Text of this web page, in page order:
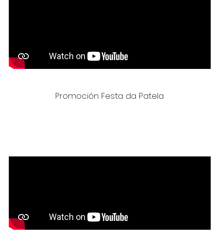
Promoción Festa da Patela